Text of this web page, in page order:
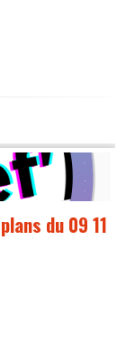
du 09 11